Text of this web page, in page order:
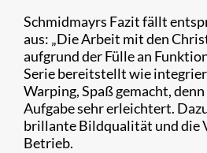
Schmidmayrs Fazit fällt
aus: „Die Arbeit mit den
aufgrund der Fülle an
Serie bereitstellt wie
Warping, Spaß gemacht,
Aufgabe sehr erleichtert.
brillante Bildqualität und die
Betrieb.